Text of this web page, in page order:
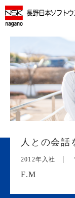
人との会話
2012年入社
F.M